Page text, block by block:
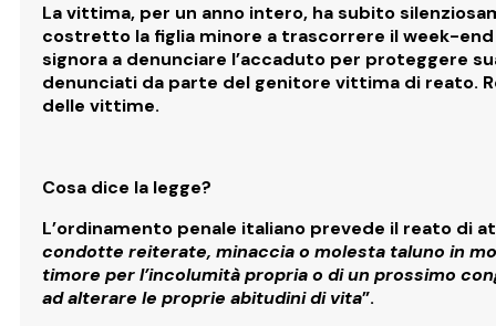
La vittima, per un anno intero, ha subito
costretto la figlia minore a trascorrere il week-
signora a denunciare l’accaduto per proteggere
denunciati da parte del genitore vittima di reato.
delle vittime.
Cosa dice la legge?
L’ordinamento penale italiano prevede il reato di
condotte reiterate, minaccia o molesta taluno in
timore per l’incolumità propria o di un prossimo
ad alterare le proprie abitudini di vita”.